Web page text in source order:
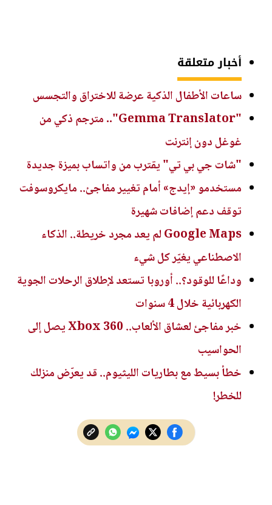
أخبار متعلقة
ساعات الأطفال الذكية عرضة للاختراق والتجسس
"Gemma Translator".. مترجم ذكي من
غوغل دون إنترنت
"شات جي بي تي" يقترب من واتساب بميزة جديدة
مستخدمو «إيدج» أمام تغيير مفاجئ.. مايكروسوفت
توقف دعم إضافات شهيرة
Google Maps لم يعد مجرد خريطة.. الذكاء
الاصطناعي يغيّر كل شيء
وداعًا للوقود؟.. أوروبا تستعد لإطلاق الرحلات الجوية
الكهربائية خلال 4 سنوات
خبر مفاجئ لعشاق الألعاب.. Xbox 360 يصل إلى
الحواسيب
خطأ بسيط مع بطاريات الليثيوم.. قد يعرّض منزلك
للخطر!